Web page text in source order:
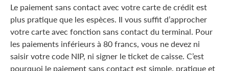
Le paiement sans contact avec votre carte de crédit est
plus pratique que les espèces. Il vous suffit d’approcher
votre carte avec fonction sans contact du terminal. Pour
les paiements inférieurs à 80 francs, vous ne devez ni
saisir votre code NIP, ni signer le ticket de caisse. C’est
pourquoi le paiement sans contact est simple, pratique et